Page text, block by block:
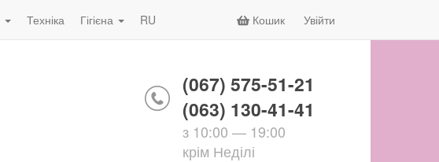
Кошик Увійти
Техніка Гігієна RU
(067) 575-51-21
(063) 130-41-41
з 10:00 — 19:00
крім Неділі